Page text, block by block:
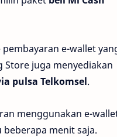
e-wallet
Store juga menyediakan
pulsa Telkomsel.
menggunakan e-
menit saja.